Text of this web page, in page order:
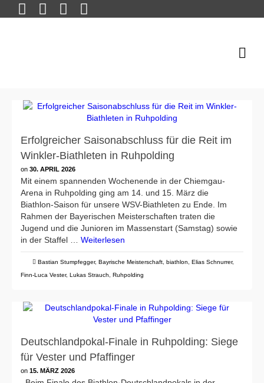
Erfolgreicher Saisonabschluss für die Reit im
Winkler-Biathleten in Ruhpolding
on 30. APRIL 2026
Mit einem spannenden Wochenende in der Chiemgau-
Arena in Ruhpolding ging am 14. und 15. März die
Biathlon-Saison für unsere WSV-Biathleten zu Ende. Im
Rahmen der Bayerischen Meisterschaften traten die
Jugend und die Junioren im Massenstart (Samstag) sowie
in der Staffel … Weiterlesen
Bastian Stumpfegger, Bayrische Meisterschaft biathlon Elias Schnurrer,
Finn-Luca Vester, Lukas Strauch Ruhpolding
Deutschlandpokal-Finale in Ruhpolding: Siege
für Vester und Pfaffinger
on 15. MÄRZ 2026